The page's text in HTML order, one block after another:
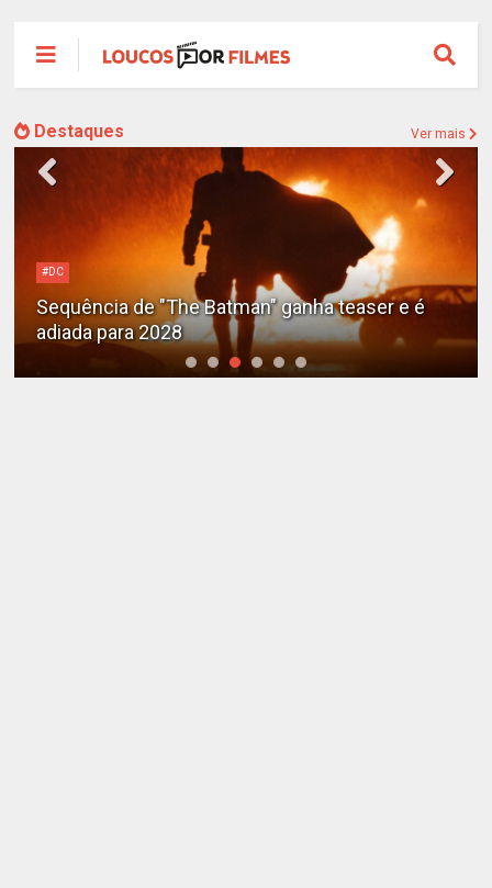
Destaques Ver mais
#DC
Sequência de "The Batman" ganha teaser e é
adiada para 2028